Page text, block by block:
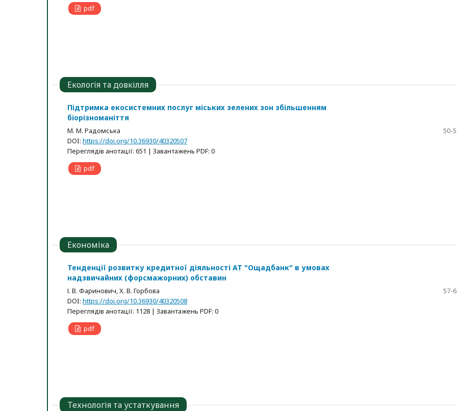
pdf
Екологія та довкілля
Підтримка екосистемних послуг міських зелених зон збільшенням
біорізноманіття
М. М. Радомська
50-
DOI: https://doi.org/10.36930/40320507
Переглядів анотації: 651 | Завантажень PDF: 0
pdf
Економіка
Тенденції розвитку кредитної діяльності АТ "Ощадбанк" в умовах
надзвичайних (форсмажорних) обставин
І. В. Фаринович, Х. В. Горбова
57-
DOI: https://doi.org/10.36930/40320508
Переглядів анотації: 1128 | Завантажень PDF: 0
pdf
Технологія та устаткування